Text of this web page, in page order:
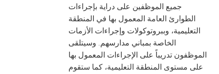
جميع الموظفين على دراية بإجراءات
الطوارئ العامة المعمول بها في المنطقة
التعليمية، وببروتوكولات وإجراءات الأزمات
الخاصة بمباني مدارسهم. وسيتلقى
الموظفون تدريباً على الإجراءات المعمول بها
على مستوى المنطقة التعليمية، كما ستقوم